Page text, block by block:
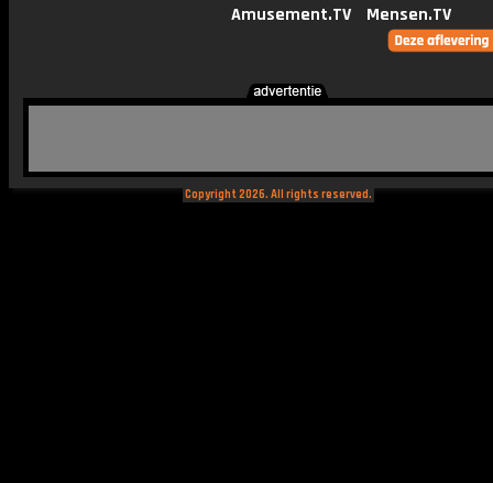
Amusement.TV
Mensen.TV
Copyright 2026. All rights reserved.